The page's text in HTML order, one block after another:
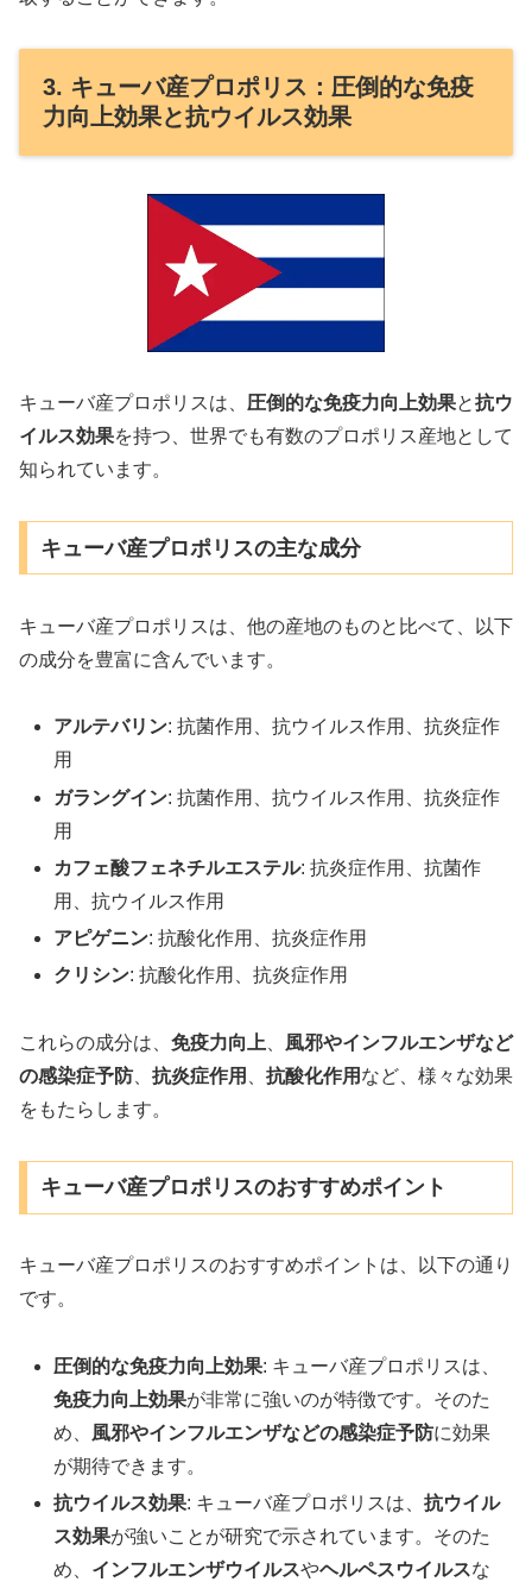
3. キューバ産プロポリス：圧倒的な免疫
力向上効果と抗ウイルス効果
キューバ産プロポリスは、 圧倒的な免疫力向上効果と抗ウ
イルス効果を持つ、世界でも有数のプロポリス産地として
知られています。
キューバ産プロポリスの主な成分
キューバ産プロポリスは、他の産地のものと比べて、以下
の成分を豊富に含んでいます。
アルテバリン: 抗菌作用、抗ウイルス作用、抗炎症作
用
ガラングイン: 抗菌作用、抗ウイルス作用、抗炎症作
用
カフェ酸フェネチルエステル: 抗炎症作用、抗菌作
用、抗ウイルス作用
アピゲニン: 抗酸化作用、抗炎症作用
クリシン: 抗酸化作用、抗炎症作用
これらの成分は、 免疫力向上
風邪やインフルエンザなど
の感染症予防
抗炎症作用 抗酸化作用 など、様々な効果
をもたらします。
キューバ産プロポリスのおすすめポイント
キューバ産プロポリスのおすすめポイントは、以下の通り
です。
圧倒的な免疫力向上効果: キューバ産プロポリスは、
免疫力向上効果が非常に強いのが特徴です。そのた
め、 風邪やインフルエンザなどの感染症予防に効果
が期待できます。
抗ウイルス効果: キューバ産プロポリスは、抗ウイル
ス効果が強いことが研究で示されています。そのた
め、 インフルエンザウイルスやヘルペスウイルスな